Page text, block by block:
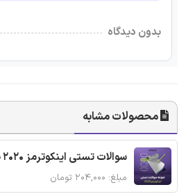
بدون دیدگاه
محصولات مشابه
سوالات تستی اینکوترمز 2020 با جواب
مبلغ: ۲۰۴,۰۰۰ تومان